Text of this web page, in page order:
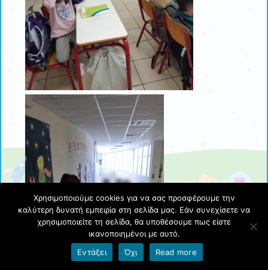
Χρησιμοποιούμε cookies για να σας προσφέρουμε την
καλύτερη δυνατή εμπειρία στη σελίδα μας. Εάν συνεχίσετε να
χρησιμοποιείτε τη σελίδα, θα υποθέσουμε πως είστε
ικανοποιημένοι με αυτό.
Εντάξει
Όχι Read more